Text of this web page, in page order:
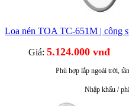
Loa nén TOA TC-651M | công
Giá: 5.124.000 vnđ
Phù hợp lắp ngoài trời,
Nhập khẩu /